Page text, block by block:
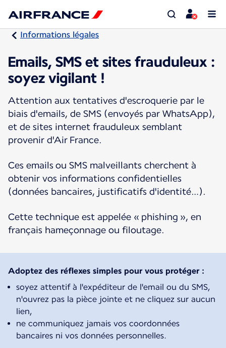
Informations légales
Emails, SMS et sites frauduleux :
soyez vigilant !
Attention aux tentatives d'escroquerie par le
biais d'emails, de SMS (envoyés par WhatsApp),
et de sites internet frauduleux semblant
provenir d'Air France.
Ces emails ou SMS malveillants cherchent à
obtenir vos informations confidentielles
(données bancaires, justificatifs d'identité…).
Cette technique est appelée « phishing », en
français hameçonnage ou filoutage.
Adoptez des réflexes simples pour vous protéger :
soyez attentif à l'expéditeur de l'email ou du SMS,
n'ouvrez pas la pièce jointe et ne cliquez sur aucun
lien,
ne communiquez jamais vos coordonnées
bancaires ni vos données personnelles.